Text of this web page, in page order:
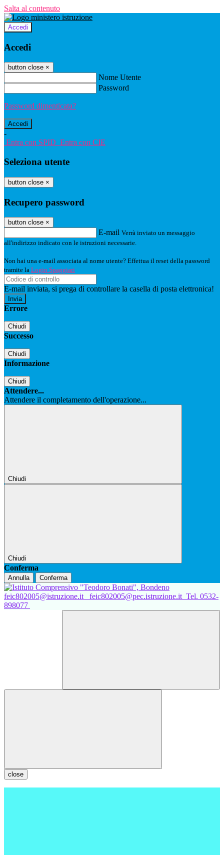
Salta al contenuto
Accedi
Accedi
button close ×
Nome Utente
Password
Password dimenticata?
-
Entra con SPID Entra con CIE
Seleziona utente
button close ×
Recupero password
button close ×
E-mail Verrà inviato un messaggio
all'indirizzo indicato con le istruzioni necessarie.
Non hai una e-mail associata al nome utente? Effettua il reset della password
tramite la Login Spaggiari
E-mail inviata, si prega di controllare la casella di posta elettronica!
Errore
Chiudi
Successo
Chiudi
Informazione
Chiudi
Attendere...
Attendere il completamento dell'operazione...
Chiudi
Chiudi
Conferma
Annulla Conferma
feic802005@istruzione.it feic802005@pec.istruzione.it Tel. 0532-
898077
close